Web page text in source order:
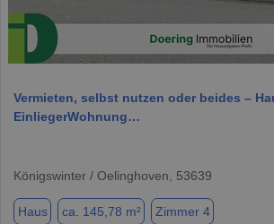
Vermieten, selbst nutzen oder beides –
EinliegerWohnung…
Königswinter / Oelinghoven, 53639
Haus ca. 145,78 m² Zimmer 4